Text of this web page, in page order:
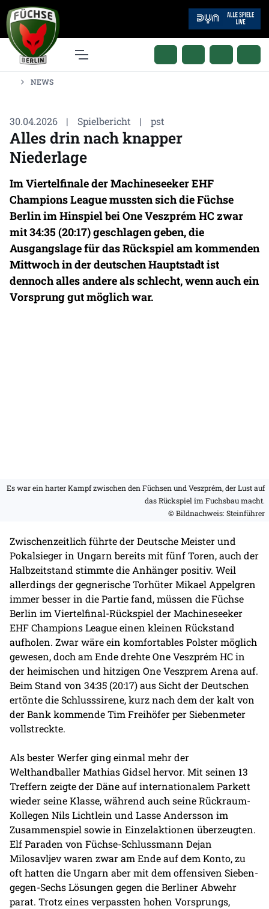
NEWS
30.04.2026 | Spielbericht | pst
Alles drin nach knapper
Niederlage
Im Viertelfinale der Machineseeker EHF
Champions League mussten sich die Füchse
Berlin im Hinspiel bei One Veszprém HC zwar
mit 34:35 (20:17) geschlagen geben, die
Ausgangslage für das Rückspiel am kommenden
Mittwoch in der deutschen Hauptstadt ist
dennoch alles andere als schlecht, wenn auch ein
Vorsprung gut möglich war.
Es war ein harter Kampf zwischen den Füchsen und Veszprém, der Lust auf
das Rückspiel im Fuchsbau macht.
© Bildnachweis: Steinführer
Zwischenzeitlich führte der Deutsche Meister und
Pokalsieger in Ungarn bereits mit fünf Toren, auch der
Halbzeitstand stimmte die Anhänger positiv. Weil
allerdings der gegnerische Torhüter Mikael Appelgren
immer besser in die Partie fand, müssen die Füchse
Berlin im Viertelfinal-Rückspiel der Machineseeker
EHF Champions League einen kleinen Rückstand
aufholen. Zwar wäre ein komfortables Polster möglich
gewesen, doch am Ende drehte One Veszprém HC in
der heimischen und hitzigen One Veszprem Arena auf.
Beim Stand von 34:35 (20:17) aus Sicht der Deutschen
ertönte die Schlusssirene, kurz nach dem der kalt von
der Bank kommende Tim Freihöfer per Siebenmeter
vollstreckte.
Als bester Werfer ging einmal mehr der
Welthandballer Mathias Gidsel hervor. Mit seinen 13
Treffern zeigte der Däne auf internationalem Parkett
wieder seine Klasse, während auch seine Rückraum-
Kollegen Nils Lichtlein und Lasse Andersson im
Zusammenspiel sowie in Einzelaktionen überzeugten.
Elf Paraden von Füchse-Schlussmann Dejan
Milosavljev waren zwar am Ende auf dem Konto, zu
oft hatten die Ungarn aber mit dem offensiven Sieben-
gegen-Sechs Lösungen gegen die Berliner Abwehr
parat. Trotz eines verpassten hohen Vorsprungs,